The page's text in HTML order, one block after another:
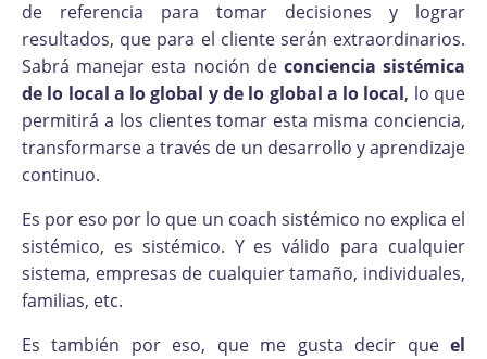
de referencia para tomar decisiones y lograr
resultados, que para el cliente serán extraordinarios.
Sabrá manejar esta noción de conciencia sistémica
de lo local a lo global y de lo global a lo local, lo que
permitirá a los clientes tomar esta misma conciencia,
transformarse a través de un desarrollo y aprendizaje
continuo.
Es por eso por lo que un coach sistémico no explica el
sistémico, es sistémico. Y es válido para cualquier
sistema, empresas de cualquier tamaño, individuales,
familias, etc.
Es también por eso, que me gusta decir que el